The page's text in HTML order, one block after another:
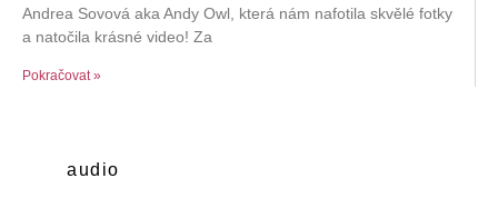
Andrea Sovová aka Andy Owl, která nám nafotila skvělé fotky
a natočila krásné video! Za
Pokračovat »
audio